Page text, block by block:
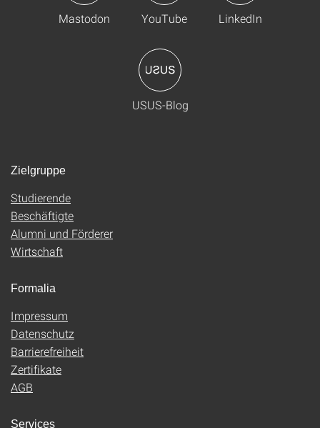
Mastodon YouTube LinkedIn
USUS-Blog
Zielgruppe
Studierende
Beschäftigte
Alumni und Förderer
Wirtschaft
Formalia
Impressum
Datenschutz
Barrierefreiheit
Zertifikate
AGB
Services